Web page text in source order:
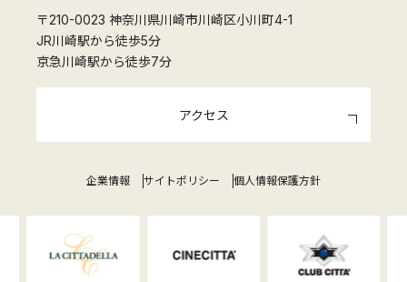
〒210-0023 神奈川県川崎市川崎区小川町4-1
JR川崎駅から徒歩5分
京急川崎駅から徒歩7分
アクセス
企業情報 サイトポリシー 個人情報保護方針